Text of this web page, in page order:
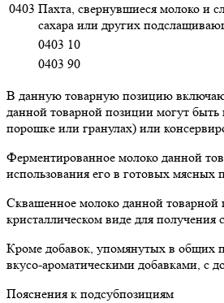
0403 Пахта, свернувшиеся молоко и
сахара или других
0403 10
0403 90
В данную товарную позицию
данной товарной позиции могут
порошке или гранулах) или
Ферментированное молоко данной
использования его в готовых мясных
Сквашенное молоко данной товарной
кристаллическом виде для
Кроме добавок, упомянутых в общих
вкусо-ароматическими добавками, с
Пояснения к подсубпозициям